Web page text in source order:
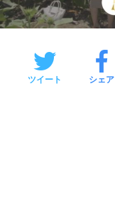
ツイート シェア